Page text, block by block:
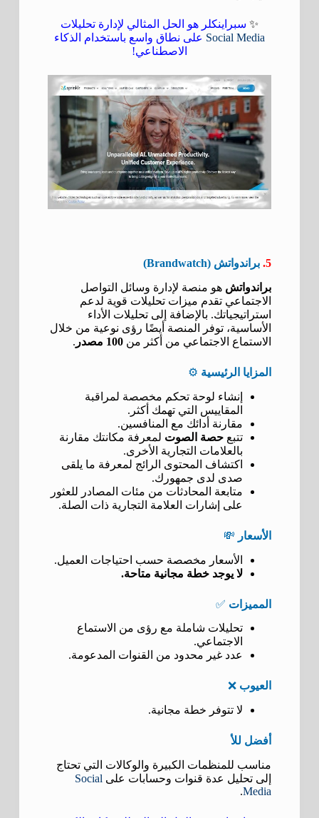
✨ سبراينكلر هو الحل المثالي لإدارة تحليلات
Social Media على نطاق واسع باستخدام الذكاء
الاصطناعي!
5. براندواتش (Brandwatch)
براندواتش هو منصة لإدارة وسائل التواصل
الاجتماعي تقدم ميزات تحليلات قوية لدعم
استراتيجياتك. بالإضافة إلى تحليلات الأداء
الأساسية، توفر المنصة أيضًا رؤى نوعية من خلال
الاستماع الاجتماعي من أكثر من 100 مصدر .
المزايا الرئيسية ⚙️
إنشاء لوحة تحكم مخصصة لمراقبة
المقاييس التي تهمك أكثر.
مقارنة أدائك مع المنافسين.
تتبع حصة الصوت لمعرفة مكانتك مقارنة
بالعلامات التجارية الأخرى.
اكتشاف المحتوى الرائج لمعرفة ما يلقى
صدى لدى جمهورك.
متابعة المحادثات من مئات المصادر للعثور
على إشارات العلامة التجارية ذات الصلة.
الأسعار 💸
الأسعار مخصصة حسب احتياجات العميل.
لا يوجد خطة مجانية متاحة.
المميزات ✅
تحليلات شاملة مع رؤى من الاستماع
الاجتماعي.
عدد غير محدود من القنوات المدعومة.
العيوب ❌
لا تتوفر خطة مجانية.
أفضل للأ
مناسب للمنظمات الكبيرة والوكالات التي تحتاج
إلى تحليل عدة قنوات وحسابات على Social
Media
.